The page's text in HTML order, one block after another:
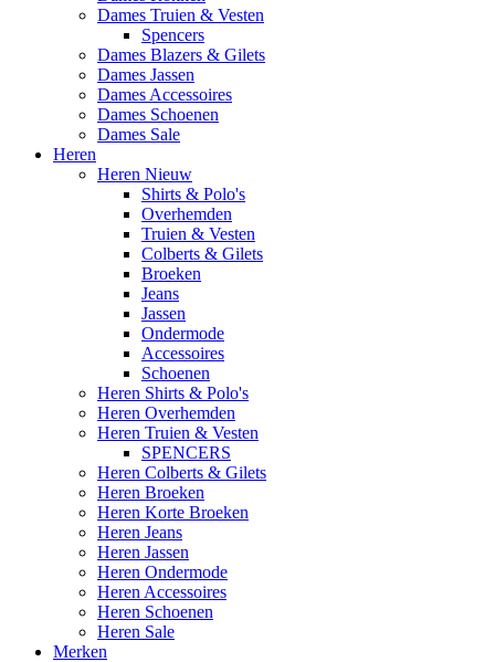
Dames Truien & Vesten
Spencers
Dames Blazers & Gilets
Dames Jassen
Dames Accessoires
Dames Schoenen
Dames Sale
Heren
Heren Nieuw
Shirts & Polo's
Overhemden
Truien & Vesten
Colberts & Gilets
Broeken
Jeans
Jassen
Ondermode
Accessoires
Schoenen
Heren Shirts & Polo's
Heren Overhemden
Heren Truien & Vesten
SPENCERS
Heren Colberts & Gilets
Heren Broeken
Heren Korte Broeken
Heren Jeans
Heren Jassen
Heren Ondermode
Heren Accessoires
Heren Schoenen
Heren Sale
Merken